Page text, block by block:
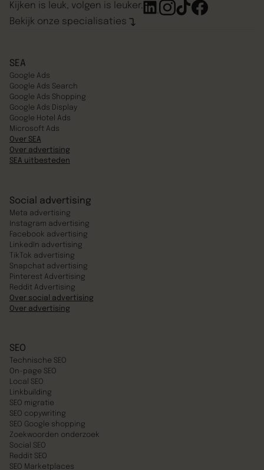
Bekijk onze specialisaties
Kijken is leuk, volgen is leuker.
SEA
Google Ads
Google Ads Search
Google Ads Shopping
Google Ads Display
Google Hotel Ads
Microsoft Ads
Over SEA
Over advertising
SEA uitbesteden
Social advertising
Meta advertising
Instagram advertising
Facebook advertising
LinkedIn advertising
TikTok advertising
Snapchat advertising
Pinterest Advertising
Reddit Advertising
Over social advertising
Over advertising
SEO
Technische SEO
On-page SEO
Local SEO
Linkbuilding
SEO migratie
SEO copywriting
SEO Google shopping
Zoekwoorden onderzoek
Social SEO
Reddit SEO
SEO Marketplaces